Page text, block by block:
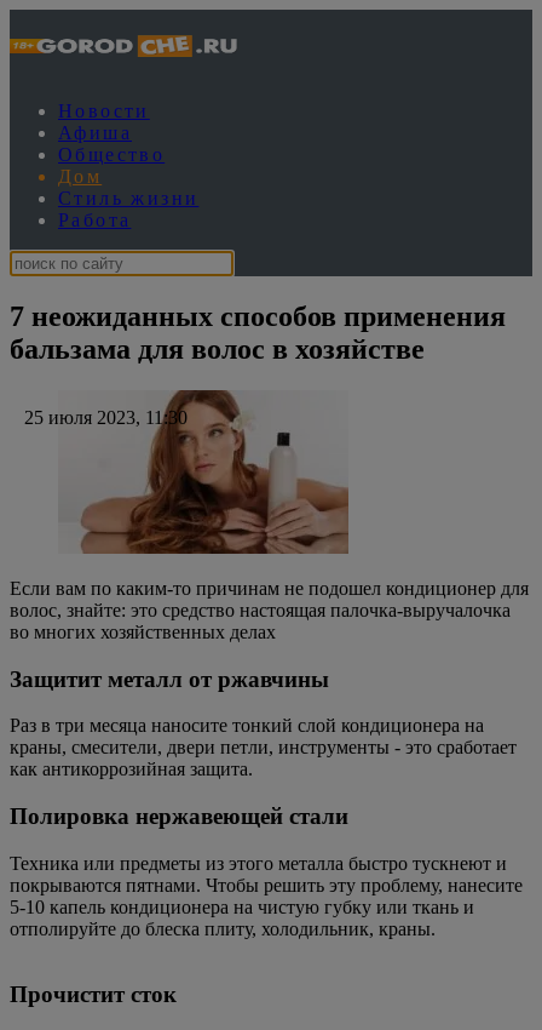
Новости
Афиша
Общество
Дом
Стиль жизни
Работа
7 неожиданных способов применения
бальзама для волос в хозяйстве
25 июля 2023, 11:30
Если вам по каким-то причинам не подошел кондиционер для
волос, знайте: это средство настоящая палочка-выручалочка
во многих хозяйственных делах
Защитит металл от ржавчины
Раз в три месяца наносите тонкий слой кондиционера на
краны, смесители, двери петли, инструменты - это сработает
как антикоррозийная защита.
Полировка нержавеющей стали
Техника или предметы из этого металла быстро тускнеют и
покрываются пятнами. Чтобы решить эту проблему, нанесите
5-10 капель кондиционера на чистую губку или ткань и
отполируйте до блеска плиту, холодильник, краны.
Прочистит сток